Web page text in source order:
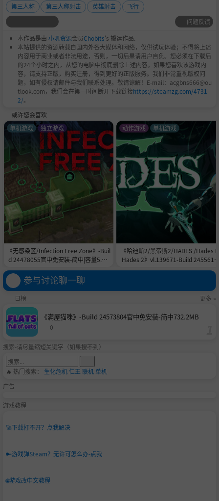
第三人称
第三人称射击 英雄射击
飞行
问题反馈
本作品是由 小叽资源会员Chobits's 搬运作品.
本站提供的资源转载自国内外各大媒体和网络，仅供试玩体验；不得将上述
内容用于商业或者非法用途，否则，一切后果请用户自负。您必须在下载后
的24个小时之内，从您的电脑中彻底删除上述内容。如果您喜欢该游戏内
容，请支持正版，购买注册，得到更好的正版服务。我们非常重视版权问
题，如有侵权请邮件与我们联系处理。敬请谅解！E-mail：acgbns666@ou
tlook.com，我们会在第一时间断开下载链接https://steamzg.com/4731
2/。
或许您会喜欢
《无感染区/Infection Free Zone》-Buil
d 24478055官中免安装-简中|容量5.8G
单机游戏 独立游戏
《哈迪斯2/黑帝斯2/HADES /Hades
Hades 2》vl.139671-Build
动作游戏 单机游戏
参与讨论聊一聊
日榜 更多 »
《满屋猫咪》-Build 24573804官中免安装-简中732.2MB
0
搜索-请尽量缩短关键字（如果搜不到）
🔥 热门搜索： 生化危机仁王 联机单机
广告
游戏教程
🚀下载打不开？点我解决
🔑游戏弹Steam？无许可怎么办-点我
🌐游戏改中文教程